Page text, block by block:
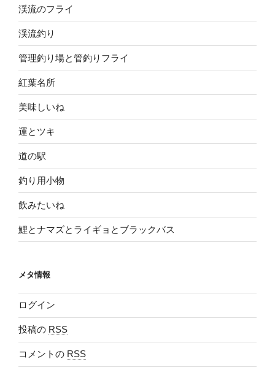
渓流のフライ
渓流釣り
管理釣り場と管釣りフライ
紅葉名所
美味しいね
運とツキ
道の駅
釣り用小物
飲みたいね
鯉とナマズとライギョとブラックバス
メタ情報
ログイン
投稿の RSS
コメントの RSS